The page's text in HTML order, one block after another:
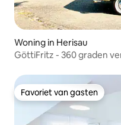
Woning in Herisau
GöttiFritz - 360 graden
Favoriet van gasten
Favoriet van gasten